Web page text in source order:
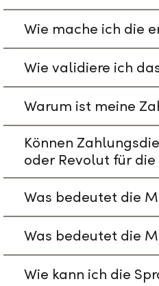
Wie mache ich die
Wie validiere ich
Warum ist meine
Können
oder Revolut für
Was bedeutet die
Was bedeutet die
Wie kann ich die